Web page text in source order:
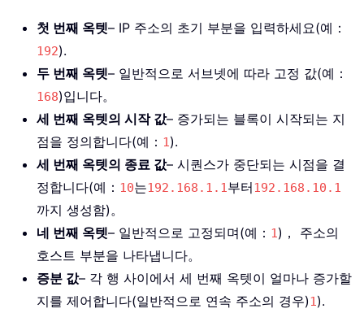
첫 번째 옥텟– IP 주소의 초기 부분을 입력하세요(예：
192).
두 번째 옥텟– 일반적으로 서브넷에 따라 고정 값(예：
168)입니다。
세 번째 옥텟의 시작 값– 증가되는 블록이 시작되는 지
점을 정의합니다(예： 1).
세 번째 옥텟의 종료 값– 시퀀스가 중단되는 시점을 결
정합니다(예： 10는192.168.1.1부터192.168.10.1
까지 생성함)。
네 번째 옥텟– 일반적으로 고정되며(예： 1)， 주소의
호스트 부분을 나타냅니다。
증분 값– 각 행 사이에서 세 번째 옥텟이 얼마나 증가할
지를 제어합니다(일반적으로 연속 주소의 경우)1).